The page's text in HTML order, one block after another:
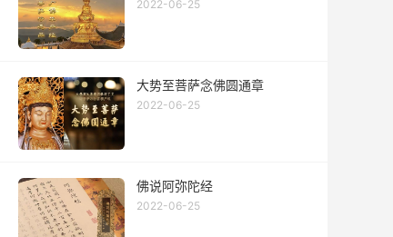
2022-06-25
大势至菩萨念佛圆通章
2022-06-25
佛说阿弥陀经
2022-06-25